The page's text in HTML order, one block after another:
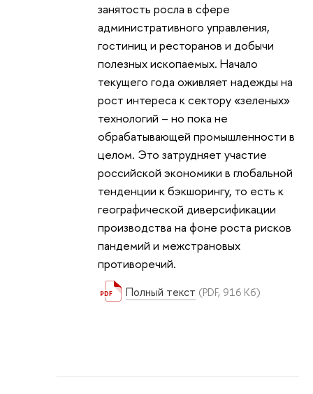
занятость росла в сфере
административного управления,
гостиниц и ресторанов и добычи
полезных ископаемых. Начало
текущего года оживляет надежды на
рост интереса к сектору «зеленых»
технологий – но пока не
обрабатывающей промышленности в
целом. Это затрудняет участие
российской экономики в глобальной
тенденции к бэкшорингу, то есть к
географической диверсификации
производства на фоне роста рисков
пандемий и межстрановых
противоречий.
Полный текст (PDF, 916 Кб)